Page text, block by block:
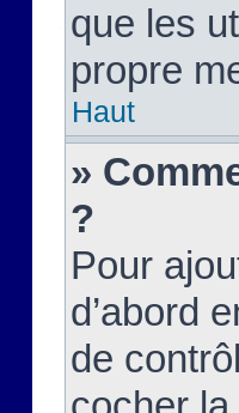
que les
propre
Haut
»
?
Pour
d’abord
de